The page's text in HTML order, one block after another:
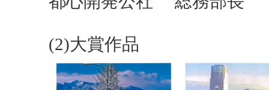
(2)大賞作品